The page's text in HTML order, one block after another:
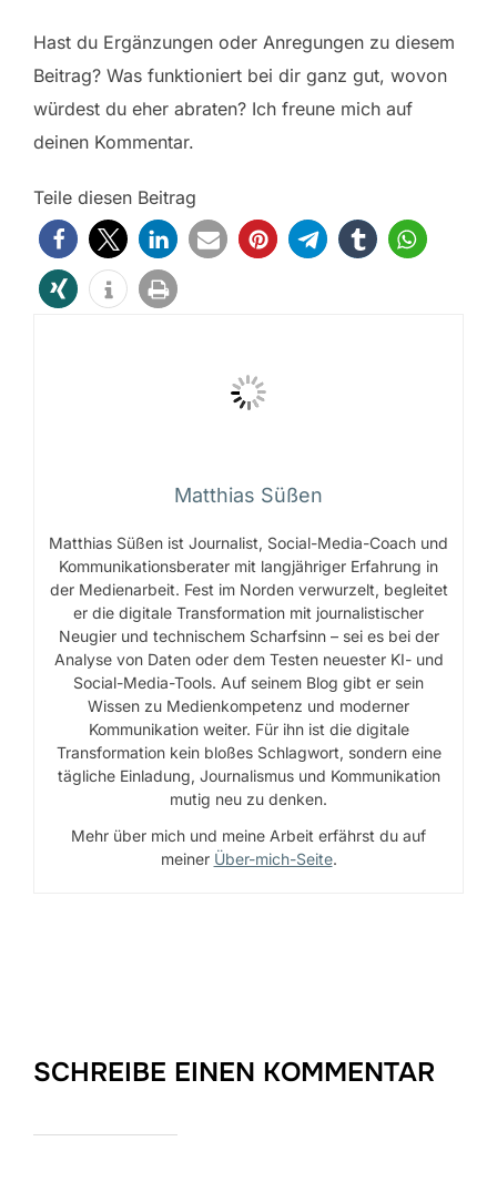
Hast du Ergänzungen oder Anregungen zu diesem
Beitrag? Was funktioniert bei dir ganz gut, wovon
würdest du eher abraten? Ich freune mich auf
deinen Kommentar.
Teile diesen Beitrag
Matthias Süßen
Matthias Süßen ist Journalist, Social-Media-Coach und
Kommunikationsberater mit langjähriger Erfahrung in
der Medienarbeit. Fest im Norden verwurzelt, begleitet
er die digitale Transformation mit journalistischer
Neugier und technischem Scharfsinn – sei es bei der
Analyse von Daten oder dem Testen neuester KI- und
Social-Media-Tools. Auf seinem Blog gibt er sein
Wissen zu Medienkompetenz und moderner
Kommunikation weiter. Für ihn ist die digitale
Transformation kein bloßes Schlagwort, sondern eine
tägliche Einladung, Journalismus und Kommunikation
mutig neu zu denken.
Mehr über mich und meine Arbeit erfährst du auf
meiner Über-mich-Seite.
SCHREIBE EINEN KOMMENTAR